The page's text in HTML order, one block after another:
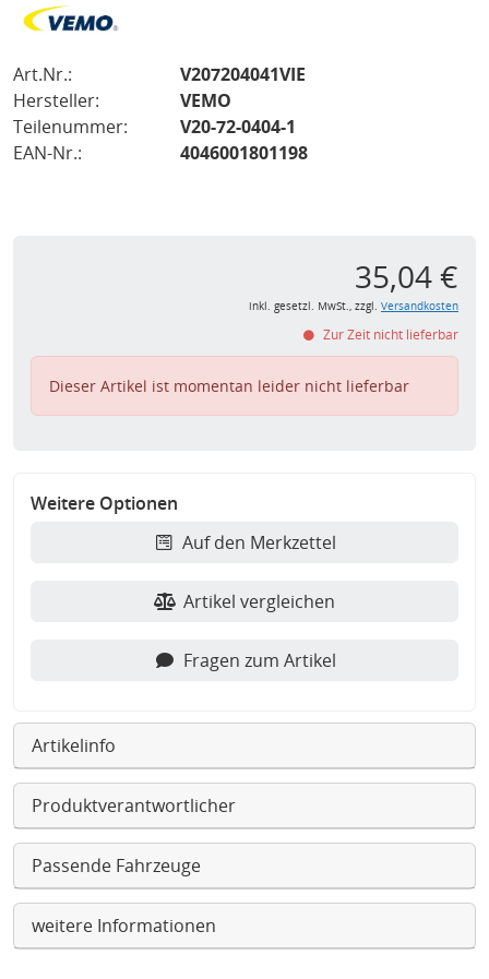
Art.Nr.:
V207204041VIE
Hersteller:
VEMO
Teilenummer:
V20-72-0404-1
EAN-Nr.:
4046001801198
35,04 €
inkl. gesetzl. MwSt., zzgl. Versandkosten
Zur Zeit nicht lieferbar
Dieser Artikel ist momentan leider nicht lieferbar
Weitere Optionen
Auf den Merkzettel
Artikel vergleichen
Fragen zum Artikel
Artikelinfo
Produktverantwortlicher
Passende Fahrzeuge
weitere Informationen